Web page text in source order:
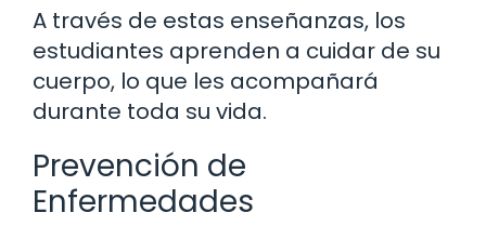
A través de estas enseñanzas, los
estudiantes aprenden a cuidar de su
cuerpo, lo que les acompañará
durante toda su vida.
Prevención de
Enfermedades